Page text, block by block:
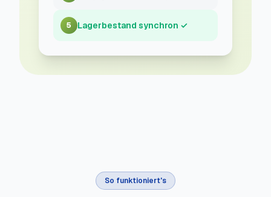
5 Lagerbestand synchron ✓
So funktioniert's